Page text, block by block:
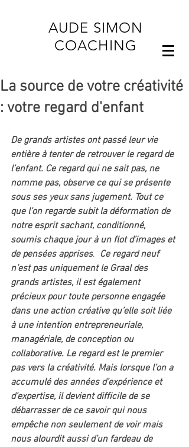
AUDE SIMON
COACHING
La source de votre créativité
: votre regard d'enfant
De grands artistes ont passé leur vie
entière à tenter de retrouver le regard de
l’enfant. Ce regard qui ne sait pas, ne
nomme pas, observe ce qui se présente
sous ses yeux sans jugement. Tout ce
que l’on regarde subit la déformation de
notre esprit sachant, conditionné,
soumis chaque jour à un flot d’images et
de pensées apprises. Ce regard neuf
n’est pas uniquement le Graal des
grands artistes, il est également
précieux pour toute personne engagée
dans une action créative qu’elle soit liée
à une intention entrepreneuriale,
managériale, de conception ou
collaborative. Le regard est le premier
pas vers la créativité. Mais lorsque l’on a
accumulé des années d’expérience et
d’expertise, il devient difficile de se
débarrasser de ce savoir qui nous
empêche non seulement de voir mais
nous alourdit aussi d’un fardeau de